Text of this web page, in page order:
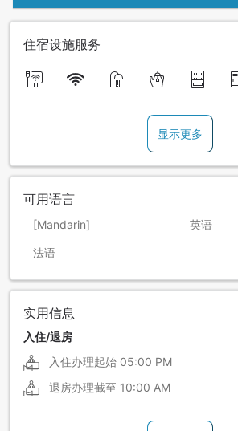
住宿设施服务
显示更多
可用语言
[Mandarin] 英语
法语
实用信息
入住/退房
入住办理起始 05:00 PM
退房办理截至 10:00 AM